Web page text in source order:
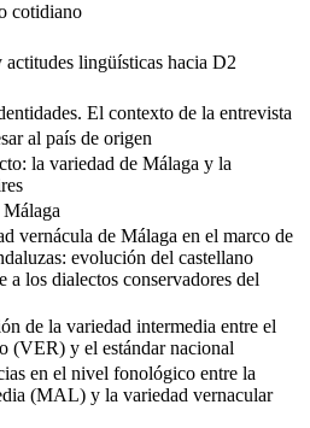
cotidiano
lingüísticas hacia D2
El contexto de la entrevista
al país de origen
la variedad de Málaga y la
vernácula de Málaga en el marco de
evolución del castellano
a los dialectos conservadores del
de la variedad intermedia entre el
(VER) y el estándar nacional
en el nivel fonológico entre la
(MAL) y la variedad vernacular